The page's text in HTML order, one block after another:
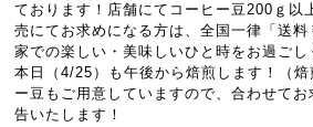
ております！店舗にてコーヒー豆200ｇ以
売にてお求めになる方は、全国一律「送
家での楽しい・美味しいひと時をお過ごし
本日（4/25）も午後から焙煎します！（
ー豆もご用意していますので、合わせて
告いたします！